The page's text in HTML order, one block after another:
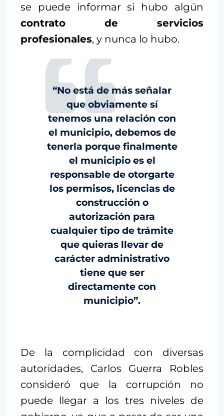
se puede informar si hubo algún
contrato de servicios
profesionales, y nunca lo hubo.
“No está de más señalar
que obviamente sí
tenemos una relación con
el municipio, debemos de
tenerla porque finalmente
el municipio es el
responsable de otorgarte
los permisos, licencias de
construcción o
autorización para
cualquier tipo de trámite
que quieras llevar de
carácter administrativo
tiene que ser
directamente con
municipio”.
De la complicidad con diversas
autoridades, Carlos Guerra Robles
consideró que la corrupción no
puede llegar a los tres niveles de